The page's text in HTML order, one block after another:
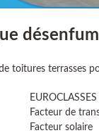
toitures terrasses
EUROCLASSES
Facteur de
Facteur solaire